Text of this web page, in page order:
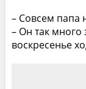
– Совсем папа
– Он так
воскресенье